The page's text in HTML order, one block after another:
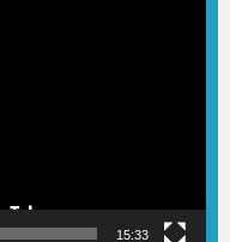
15:33